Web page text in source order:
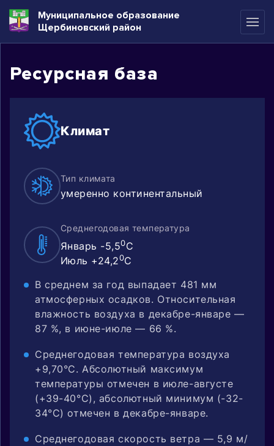
Муниципальное образование
Щербиновский район
Ресурсная база
Климат
Тип климата
умеренно континентальный
Среднегодовая температура
Январь -5,50C
Июль +24,20C
В среднем за год выпадает 481 мм
атмосферных осадков. Относительная
влажность воздуха в декабре-январе —
87 %, в июне-июле — 66 %.
Среднегодовая температура воздуха
+9,70°С. Абсолютный максимум
температуры отмечен в июле-августе
(+39-40°С), абсолютный минимум (-32-
34°С) отмечен в декабре-январе.
Среднегодовая скорость ветра — 5,9 м/